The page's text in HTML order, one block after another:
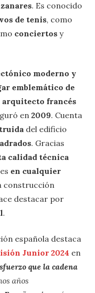
. Es conocido
de tenis, como
conciertos y
moderno y
emblemático de
arquitecto francés
en 2009. Cuenta
del edificio
. Gracias
calidad técnica
en cualquier
construcción
destacar por
.
española destaca
Junior 2024 en
que la cadena
años